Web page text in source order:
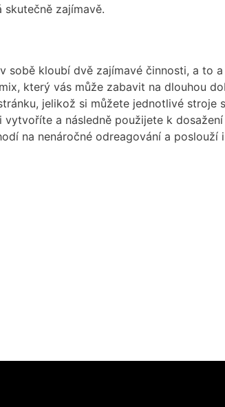
skutečně zajímavě.
sobě kloubí dvě zajímavé činnosti, a to
který vás může zabavit na dlouhou
jelikož si můžete jednotlivé stroje
vytvoříte a následně použijete k
na nenáročné odreagování a